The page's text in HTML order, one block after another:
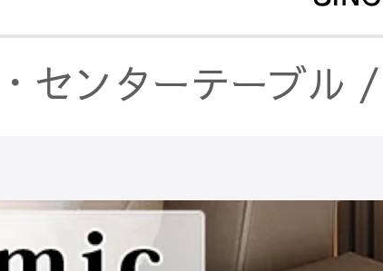
センターテーブル /
センターテーブル
/